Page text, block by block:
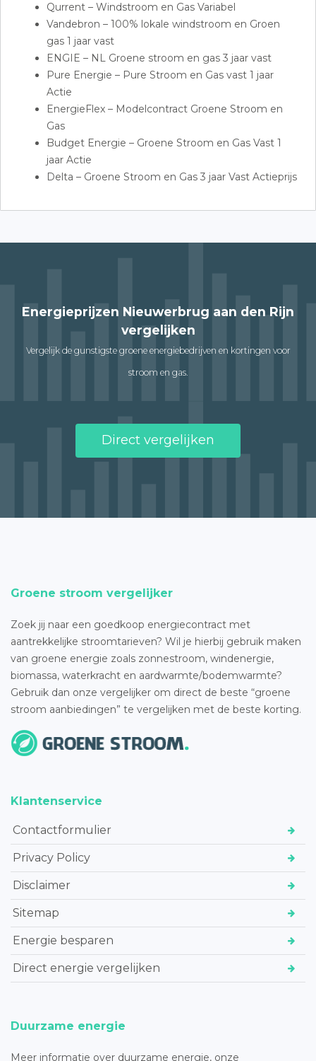
Qurrent – Windstroom en Gas Variabel
Vandebron – 100% lokale windstroom en Groen
gas 1 jaar vast
ENGIE – NL Groene stroom en gas 3 jaar vast
Pure Energie – Pure Stroom en Gas vast 1 jaar
Actie
EnergieFlex – Modelcontract Groene Stroom en
Gas
Budget Energie – Groene Stroom en Gas Vast 1
jaar Actie
Delta – Groene Stroom en Gas 3 jaar Vast Actieprijs
Energieprijzen Nieuwerbrug aan den Rijn
vergelijken
Vergelijk de gunstigste groene energiebedrijven en kortingen voor
stroom en gas.
Direct vergelijken
Groene stroom vergelijker
Zoek jij naar een goedkoop energiecontract met
aantrekkelijke stroomtarieven? Wil je hierbij gebruik maken
van groene energie zoals zonnestroom, windenergie,
biomassa, waterkracht en aardwarmte/bodemwarmte?
Gebruik dan onze vergelijker om direct de beste “groene
stroom aanbiedingen” te vergelijken met de beste korting.
Klantenservice
Contactformulier
Privacy Policy
Disclaimer
Sitemap
Energie besparen
Direct energie vergelijken
Duurzame energie
Meer informatie over duurzame energie, onze